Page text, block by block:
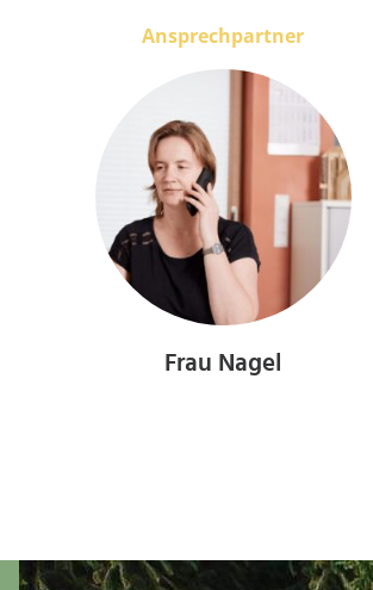
Ansprechpartner
Frau Nagel